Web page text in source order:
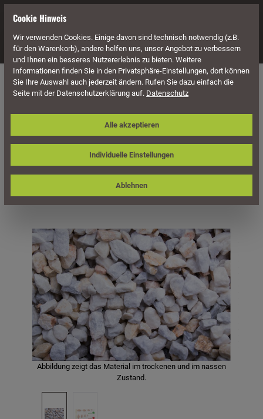
Navigation
Naturstein Ziersplitte
Ziersplitt / Edelsplitt Torina, weiß-
grau-gelb
Bildergalerie überspringen
Abbildung zeigt das Material im trockenen und im nassen
Zustand.
Cookie Hinweis
Wir verwenden Cookies. Einige davon sind technisch notwendig (z.B.
für den Warenkorb), andere helfen uns, unser Angebot zu verbessern
und Ihnen ein besseres Nutzererlebnis zu bieten. Weitere
Informationen finden Sie in den Privatsphäre-Einstellungen, dort können
Sie Ihre Auswahl auch jederzeit ändern. Rufen Sie dazu einfach die
Seite mit der Datenschutzerklärung auf. Datenschutz
Individuelle Einstellungen
Ablehnen
Alle akzeptieren